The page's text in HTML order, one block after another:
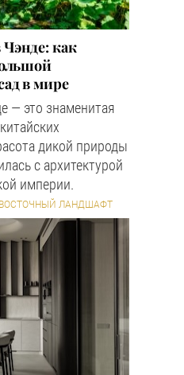
как
в мире
— это знаменитая
дикой природы
с архитектурой
империи.
ЛАНДШАФТ